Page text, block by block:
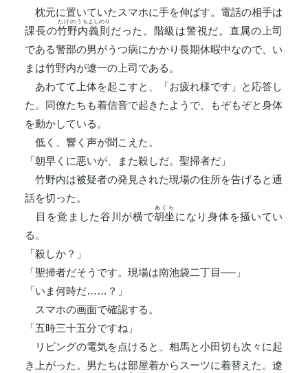
枕元に置いていたスマホに手を伸ばす。電話の相手は
課長の竹野内
たけのうち
義則
よしのり
だった。階級は警視だ。直属の上司
である警部の男がうつ病にかかり長期休暇中なので、い
まは竹野内が遼一の上司である。
あわてて上体を起こすと、「お疲れ様です」と応答し
た。同僚たちも着信音で起きたようで、もぞもぞと身体
を動かしている。
低く、響く声が聞こえた。
「朝早くに悪いが、また殺しだ。聖掃者だ」
竹野内は被疑者の発見された現場の住所を告げると通
話を切った。
目を覚ました谷川が横で胡坐
あぐら
になり身体を掻いてい
る。
「殺しか？」
「聖掃者だそうです。現場は南池袋二丁目──」
「いま何時だ……？」
スマホの画面で確認する。
「五時三十五分ですね」
リビングの電気を点けると、相馬と小田切も次々に起
き上がった。男たちは部屋着からスーツに着替えた。遼